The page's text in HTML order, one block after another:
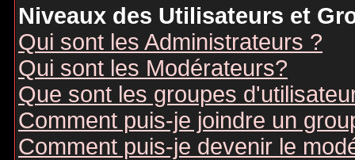
Niveaux des Utilisateurs et
Qui sont les Administrateurs ?
Qui sont les Modérateurs?
Que sont les groupes
Comment puis-je joindre un
Comment puis-je devenir le